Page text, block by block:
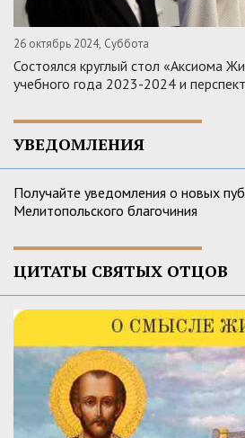
26 октябрь 2024, Суббота
Состоялся круглый стол «Аксиома
учебного года 2023-2024 и
УВЕДОМЛЕНИЯ
Получайте уведомления о новых
Мелитопольского благочиния
ЦИТАТЫ СВЯТЫХ ОТЦОВ